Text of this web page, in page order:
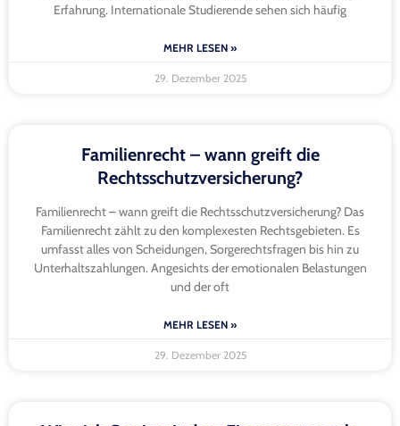
Erfahrung. Internationale Studierende sehen sich häufig
MEHR LESEN »
29. Dezember 2025
Familienrecht – wann greift die
Rechtsschutzversicherung?
Familienrecht – wann greift die Rechtsschutzversicherung? Das
Familienrecht zählt zu den komplexesten Rechtsgebieten. Es
umfasst alles von Scheidungen, Sorgerechtsfragen bis hin zu
Unterhaltszahlungen. Angesichts der emotionalen Belastungen
und der oft
MEHR LESEN »
29. Dezember 2025